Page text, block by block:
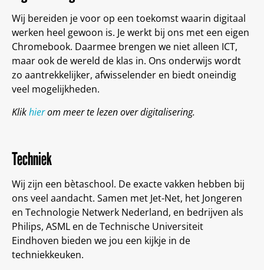
Wij bereiden je voor op een toekomst waarin digitaal
werken heel gewoon is. Je werkt bij ons met een eigen
Chromebook. Daarmee brengen we niet alleen ICT,
maar ook de wereld de klas in. Ons onderwijs wordt
zo aantrekkelijker, afwisselender en biedt oneindig
veel mogelijkheden.
Klikhierom meer te lezen over digitalisering.
Techniek
Wij zijn een bètaschool. De exacte vakken hebben bij
ons veel aandacht. Samen met Jet-Net, het Jongeren
en Technologie Netwerk Nederland, en bedrijven als
Philips, ASML en de Technische Universiteit
Eindhoven bieden we jou een kijkje in de
techniekkeuken.